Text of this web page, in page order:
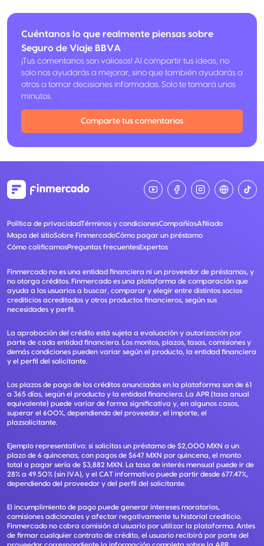
Cuéntanos lo que realmente piensas sobre
Seguro de Viaje BBVA
¡Tus comentarios son valiosos! Al compartir tus ideas, no
solo nos ayudarás a mejorar, sino que también ayudarás a
otros a tomar decisiones informadas. Solo te tomará unos
minutos.
Comparte tus comentarios
Política de privacidadTérminos y condicionesCompañíasAfiliado
Mapa del sitioSobre FinmercadoCómo pagar un préstamo
Cómo calificamosPreguntas frecuentesExpertos
Finmercado no es una entidad financiera ni un proveedor de préstamos, y
no otorga créditos. Finmercado es una plataforma de comparación que
ayuda a los usuarios a buscar, comparar y elegir entre distintos socios
crediticios acreditados y otros productos financieros, según sus
necesidades y perfil.
La aprobación del crédito está sujeta a evaluación y autorización por
parte de cada entidad financiera. Los montos, plazos, tasas, comisiones y
demás condiciones pueden variar según el producto, la entidad financiera
y el perfil del solicitante.
Los plazos de pago de los créditos anunciados en la plataforma son de 61
a 365 días, según el producto y la entidad financiera. La APR (tasa anual
equivalente) puede variar de forma significativa y, en algunos casos,
superar el 600%, dependiendo del proveedor, el importe, el
plazsolicitante.
Ejemplo representativo: si solicitas un préstamo de $2,000 MXN a un
plazo de 6 quincenas, con pagos de $647 MXN por quincena, el monto
total a pagar sería de $3,882 MXN. La tasa de interés mensual puede ir de
28% a 49.50% (sin IVA), y el CAT informativo puede partir desde 677.47%,
dependiendo del proveedor y del perfil del solicitante.
El incumplimiento de pago puede generar intereses moratorios,
comisiones adicionales y afectar negativamente tu historial crediticio.
Finmercado no cobra comisión al usuario por utilizar la plataforma. Antes
de firmar cualquier contrato de crédito, el usuario recibirá por parte del